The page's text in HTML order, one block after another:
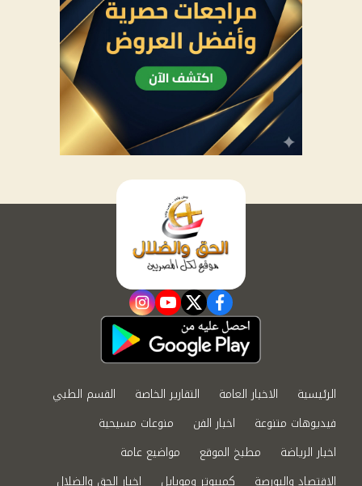
facebook
twitter
youtube
instagram
الرئيسية الاخبار العامة التقارير الخاصة
القسم الطبي
فيديوهات متنوعة
اخبار الفن
منوعات مسيحية
اخبار الرياضة
مطبخ الموقع
مواضيع عامة
الاقتصاد والبورصة
كمبيوتر وموبايل اخبار الحق والضلال